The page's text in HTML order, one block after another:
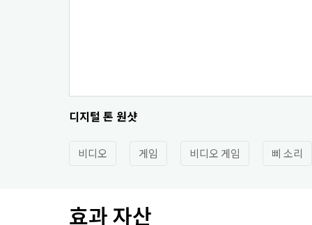
디지털 톤 원샷
비디오 게임 비디오 게임 삐 소리
효과 자산